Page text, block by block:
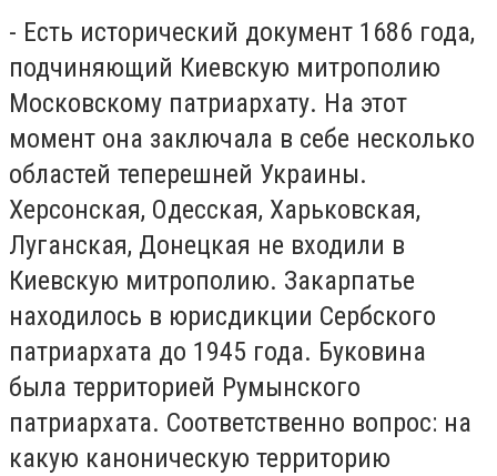
- Есть исторический документ 1686 года,
подчиняющий Киевскую митрополию
Московскому патриархату. На этот
момент она заключала в себе несколько
областей теперешней Украины.
Херсонская, Одесская, Харьковская,
Луганская, Донецкая не входили в
Киевскую митрополию. Закарпатье
находилось в юрисдикции Сербского
патриархата до 1945 года. Буковина
была территорией Румынского
патриархата. Соответственно вопрос: на
какую каноническую территорию